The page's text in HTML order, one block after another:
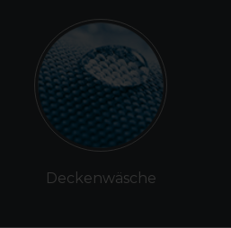
Deckenwäsche